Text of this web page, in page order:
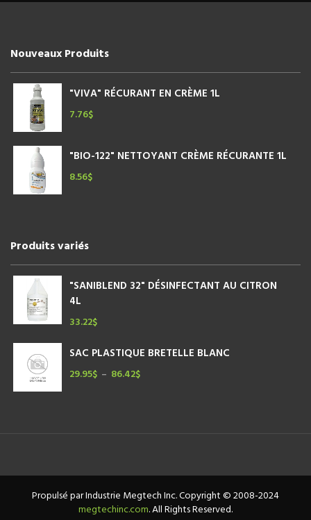
Nouveaux Produits
"VIVA" RÉCURANT EN CRÈME 1L
7.76$
"BIO-122" NETTOYANT CRÈME RÉCURANTE 1L
8.56$
Produits variés
"SANIBLEND 32" DÉSINFECTANT AU CITRON
4L
33.22$
SAC PLASTIQUE BRETELLE BLANC
29.95$ – 86.42$Plage
Propulsé par Industrie Megtech Inc. Copyright © 2008-2024
megtechinc.com. All Rights Reserved.